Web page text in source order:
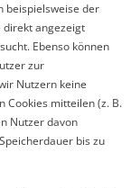
beispielsweise der
direkt angezeigt
Ebenso können
zur
Nutzern keine
Cookies mitteilen (z. B.
Nutzer davon
bis zu